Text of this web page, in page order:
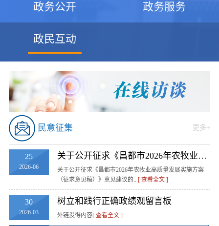
政务公开 政务服务
政民互动
民意征集 更多+
25
2026-06
关于公开征求《昌都市2026年农牧业高质量发展实施方案（征求意见稿）》意见建议的公告
关于公开征求《昌都市2026年农牧业高质量发展实施方案
（征求意见稿）》意见建议的...[ 查看全文 ]
30
2026-03
树立和践行正确政绩观留言板
外链没得内容[ 查看全文 ]